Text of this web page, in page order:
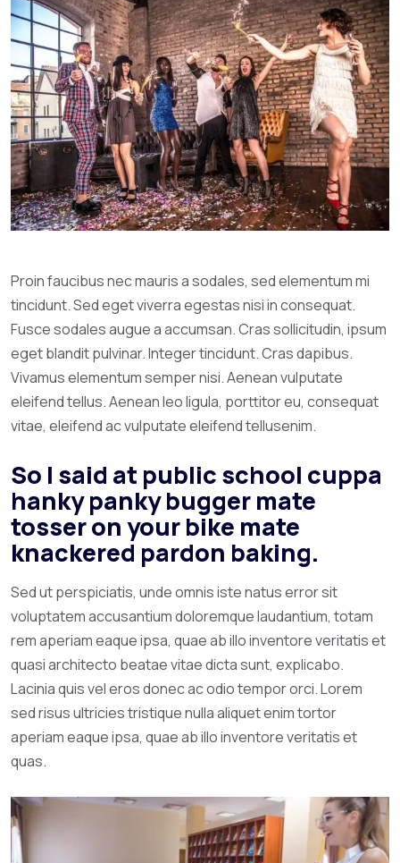
Proin faucibus nec mauris a sodales, sed elementum mi
tincidunt. Sed eget viverra egestas nisi in consequat.
Fusce sodales augue a accumsan. Cras sollicitudin, ipsum
eget blandit pulvinar. Integer tincidunt. Cras dapibus.
Vivamus elementum semper nisi. Aenean vulputate
eleifend tellus. Aenean leo ligula, porttitor eu, consequat
vitae, eleifend ac vulputate eleifend tellusenim.
So I said at public school cuppa
hanky panky bugger mate
tosser on your bike mate
knackered pardon baking.
Sed ut perspiciatis, unde omnis iste natus error sit
voluptatem accusantium doloremque laudantium, totam
rem aperiam eaque ipsa, quae ab illo inventore veritatis et
quasi architecto beatae vitae dicta sunt, explicabo.
Lacinia quis vel eros donec ac odio tempor orci. Lorem
sed risus ultricies tristique nulla aliquet enim tortor
aperiam eaque ipsa, quae ab illo inventore veritatis et
quas.